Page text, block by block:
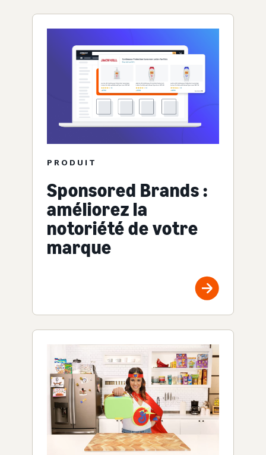
PRODUIT
Sponsored Brands :
améliorez la
notoriété de votre
marque